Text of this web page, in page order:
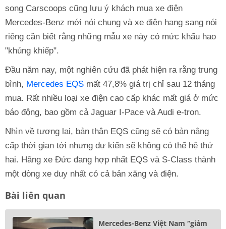
song Carscoops cũng lưu ý khách mua xe điện
Mercedes-Benz mới nói chung và xe điện hạng sang nói
riêng cần biết rằng những mẫu xe này có mức khấu hao
"khủng khiếp".
Đầu năm nay, một nghiên cứu đã phát hiện ra rằng trung
bình, Mercedes EQS mất 47,8% giá trị chỉ sau 12 tháng
mua. Rất nhiều loại xe điện cao cấp khác mất giá ở mức
báo động, bao gồm cả Jaguar I-Pace và Audi e-tron.
Nhìn về tương lai, bản thân EQS cũng sẽ có bản nâng
cấp thời gian tới nhưng dự kiến sẽ không có thế hệ thứ
hai. Hãng xe Đức đang hợp nhất EQS và S-Class thành
một dòng xe duy nhất có cả bản xăng và điện.
Bài liên quan
Mercedes-Benz Việt Nam “giảm